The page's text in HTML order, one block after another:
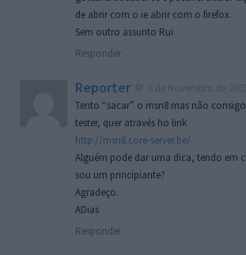
de abrir com o ie abrir com o firefox.
Sem outro assunto Rui
Responder
Reporter
Tento “sacar” o msn8 mas não
tester, quer através ho link
http://msn8.core-server.be/
Alguém pode dar uma dica, tendo em
sou um principiante?
Agradeço.
ADias
Responder